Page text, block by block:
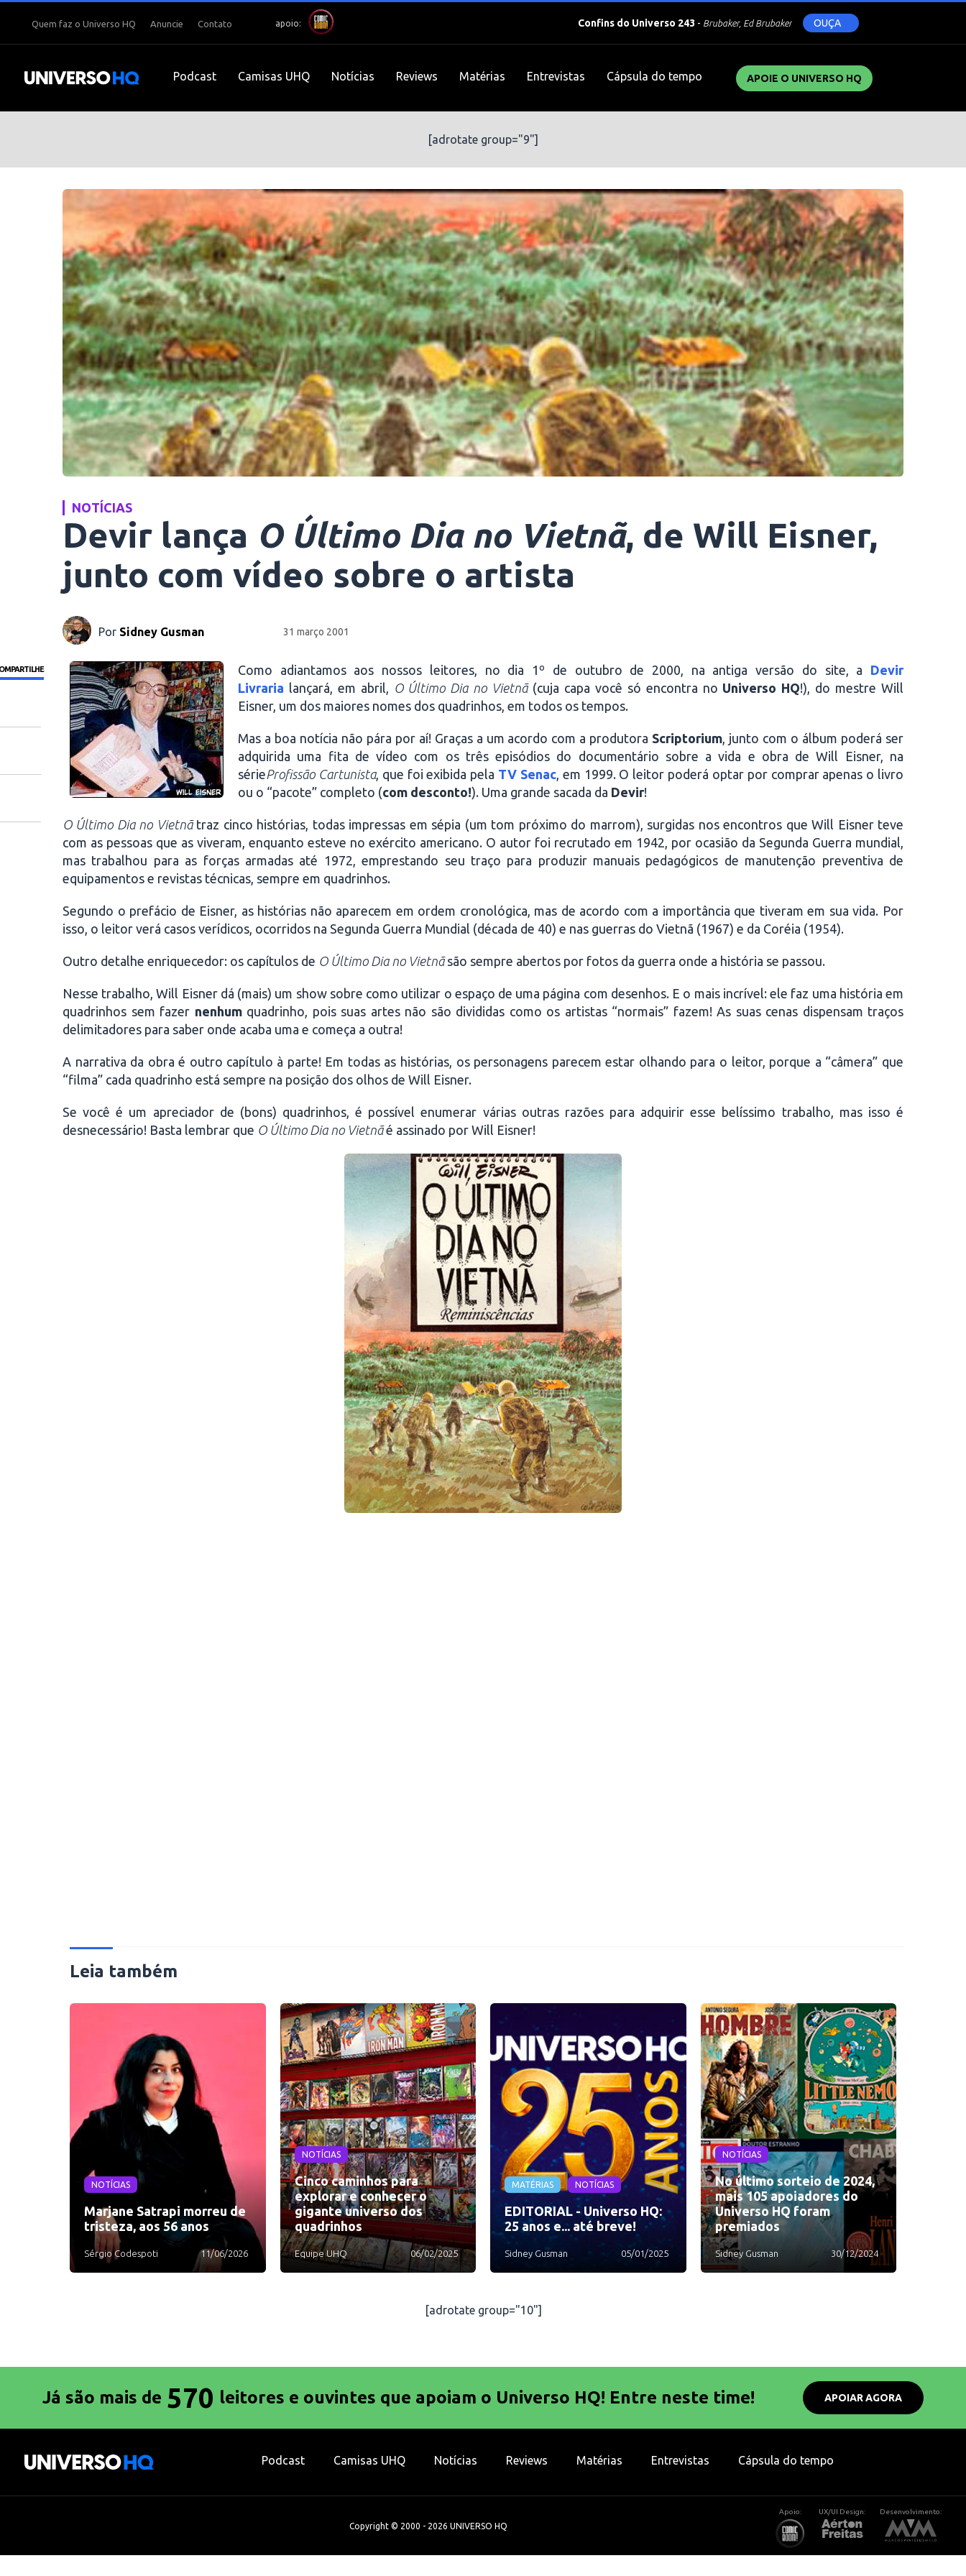
Quem faz o Universo HQ Anuncie Contato apoio: Confins do Universo 243 - Brubaker, Ed Brubaker OUÇA
Podcast Camisas UHQ Notícias Reviews Matérias Entrevistas Cápsula do tempo APOIE O UNIVERSO HQ
[adrotate group="9"]
NOTÍCIAS
Devir lança O Último Dia no Vietnã, de Will Eisner,
junto com vídeo sobre o artista
Por Sidney Gusman 31 março 2001
Como adiantamos aos nossos leitores, no dia 1º de outubro de 2000, na antiga versão do site, a Devir
Livraria lançará, em abril, O Último Dia no Vietnã(cuja capa você só encontra no Universo HQ!), do mestre Will
Eisner, um dos maiores nomes dos quadrinhos, em todos os tempos.
Mas a boa notícia não pára por aí! Graças a um acordo com a produtora Scriptorium, junto com o álbum poderá ser
adquirida uma fita de vídeo com os três episódios do documentário sobre a vida e obra de Will Eisner, na
sérieProfissão Cartunista, que foi exibida pela TV Senac, em 1999. O leitor poderá optar por comprar apenas o livro
ou o “pacote” completo (com desconto!). Uma grande sacada da Devir!
O Último Dia no Vietnãtraz cinco histórias, todas impressas em sépia (um tom próximo do marrom), surgidas nos encontros que Will Eisner teve
com as pessoas que as viveram, enquanto esteve no exército americano. O autor foi recrutado em 1942, por ocasião da Segunda Guerra mundial,
mas trabalhou para as forças armadas até 1972, emprestando seu traço para produzir manuais pedagógicos de manutenção preventiva de
equipamentos e revistas técnicas, sempre em quadrinhos.
Segundo o prefácio de Eisner, as histórias não aparecem em ordem cronológica, mas de acordo com a importância que tiveram em sua vida. Por
isso, o leitor verá casos verídicos, ocorridos na Segunda Guerra Mundial (década de 40) e nas guerras do Vietnã (1967) e da Coréia (1954).
Outro detalhe enriquecedor: os capítulos de O Último Dia no Vietnãsão sempre abertos por fotos da guerra onde a história se passou.
Nesse trabalho, Will Eisner dá (mais) um show sobre como utilizar o espaço de uma página com desenhos. E o mais incrível: ele faz uma história em
quadrinhos sem fazer nenhumquadrinho, pois suas artes não são divididas como os artistas “normais” fazem! As suas cenas dispensam traços
delimitadores para saber onde acaba uma e começa a outra!
A narrativa da obra é outro capítulo à parte! Em todas as histórias, os personagens parecem estar olhando para o leitor, porque a “câmera” que
“filma” cada quadrinho está sempre na posição dos olhos de Will Eisner.
Se você é um apreciador de (bons) quadrinhos, é possível enumerar várias outras razões para adquirir esse belíssimo trabalho, mas isso é
desnecessário! Basta lembrar que O Último Dia no Vietnãé assinado por Will Eisner!
Leia também
NOTÍCIAS
Marjane Satrapi morreu de
tristeza, aos 56 anos
Sérgio Codespoti 11/06/2026
NOTÍCIAS
Cinco caminhos para
explorar e conhecer o
gigante universo dos
quadrinhos
Equipe UHQ 06/02/2025
MATÉRIAS NOTÍCIAS
EDITORIAL - Universo HQ:
25 anos e... até breve!
Sidney Gusman 05/01/2025
NOTÍCIAS
No último sorteio de 2024,
mais 105 apoiadores do
Universo HQ foram
premiados
Sidney Gusman 30/12/2024
[adrotate group="10"]
Já são mais de 570 leitores e ouvintes que apoiam o Universo HQ! Entre neste time! APOIAR AGORA
Podcast Camisas UHQ Notícias Reviews Matérias Entrevistas Cápsula do tempo
Copyright © 2000 - 2026 UNIVERSO HQ
Apoio: UX/UI Design: Desenvolvimento: